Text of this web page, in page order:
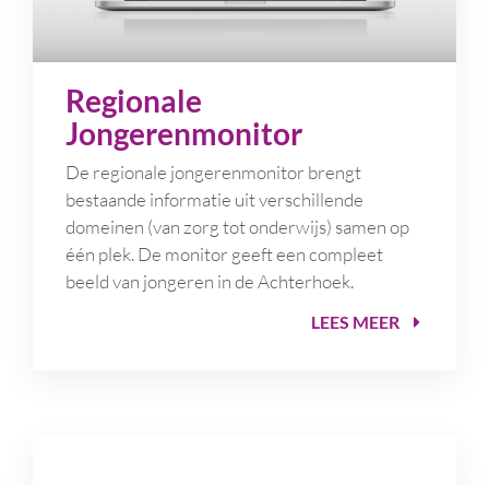
Regionale
Jongerenmonitor
De regionale jongerenmonitor brengt
bestaande informatie uit verschillende
domeinen (van zorg tot onderwijs) samen op
één plek. De monitor geeft een compleet
beeld van jongeren in de Achterhoek.
LEES MEER